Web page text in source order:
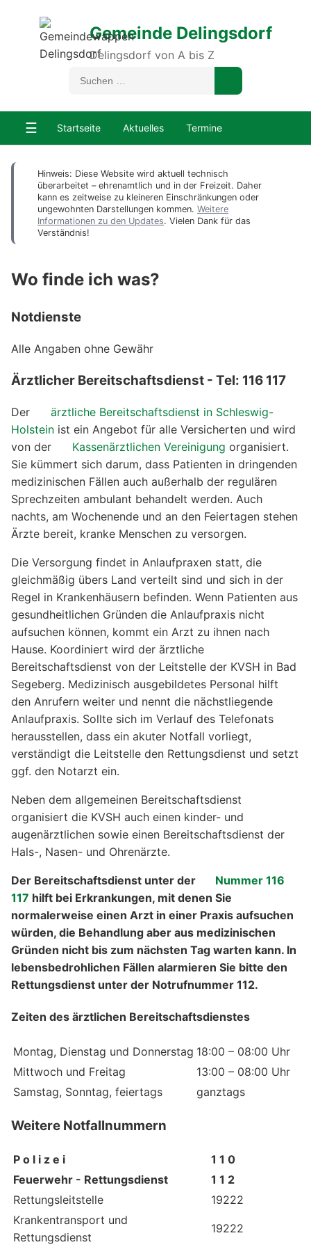
Gemeinde Delingsdorf
Delingsdorf von A bis Z
☰ Startseite Aktuelles Termine
Hinweis: Diese Website wird aktuell technisch
überarbeitet – ehrenamtlich und in der Freizeit. Daher
kann es zeitweise zu kleineren Einschränkungen oder
ungewohnten Darstellungen kommen. Weitere
Informationen zu den Updates. Vielen Dank für das
Verständnis!
Wo finde ich was?
Notdienste
Alle Angaben ohne Gewähr
Ärztlicher Bereitschaftsdienst - Tel: 116 117
Der
ärztliche Bereitschaftsdienst in Schleswig-
Holstein ist ein Angebot für alle Versicherten und wird
von der
Kassenärztlichen Vereinigung organisiert.
Sie kümmert sich darum, dass Patienten in dringenden
medizinischen Fällen auch außerhalb der regulären
Sprechzeiten ambulant behandelt werden. Auch
nachts, am Wochenende und an den Feiertagen stehen
Ärzte bereit, kranke Menschen zu versorgen.
Die Versorgung findet in Anlaufpraxen statt, die
gleichmäßig übers Land verteilt sind und sich in der
Regel in Krankenhäusern befinden. Wenn Patienten aus
gesundheitlichen Gründen die Anlaufpraxis nicht
aufsuchen können, kommt ein Arzt zu ihnen nach
Hause. Koordiniert wird der ärztliche
Bereitschaftsdienst von der Leitstelle der KVSH in Bad
Segeberg. Medizinisch ausgebildetes Personal hilft
den Anrufern weiter und nennt die nächstliegende
Anlaufpraxis. Sollte sich im Verlauf des Telefonats
herausstellen, dass ein akuter Notfall vorliegt,
verständigt die Leitstelle den Rettungsdienst und setzt
ggf. den Notarzt ein.
Neben dem allgemeinen Bereitschaftsdienst
organisiert die KVSH auch einen kinder- und
augenärztlichen sowie einen Bereitschaftsdienst der
Hals-, Nasen- und Ohrenärzte.
Der Bereitschaftsdienst unter der
Nummer 116
117 hilft bei Erkrankungen, mit denen Sie
normalerweise einen Arzt in einer Praxis aufsuchen
würden, die Behandlung aber aus medizinischen
Gründen nicht bis zum nächsten Tag warten kann. In
lebensbedrohlichen Fällen alarmieren Sie bitte den
Rettungsdienst unter der Notrufnummer 112.
Zeiten des ärztlichen Bereitschaftsdienstes
Montag, Dienstag und Donnerstag 18:00 – 08:00 Uhr
Mittwoch und Freitag
13:00 – 08:00 Uhr
Samstag, Sonntag, feiertags
ganztags
Weitere Notfallnummern
P o l i z e i
1 1 0
Feuerwehr - Rettungsdienst
1 1 2
Rettungsleitstelle
19222
Krankentransport und
Rettungsdienst
19222